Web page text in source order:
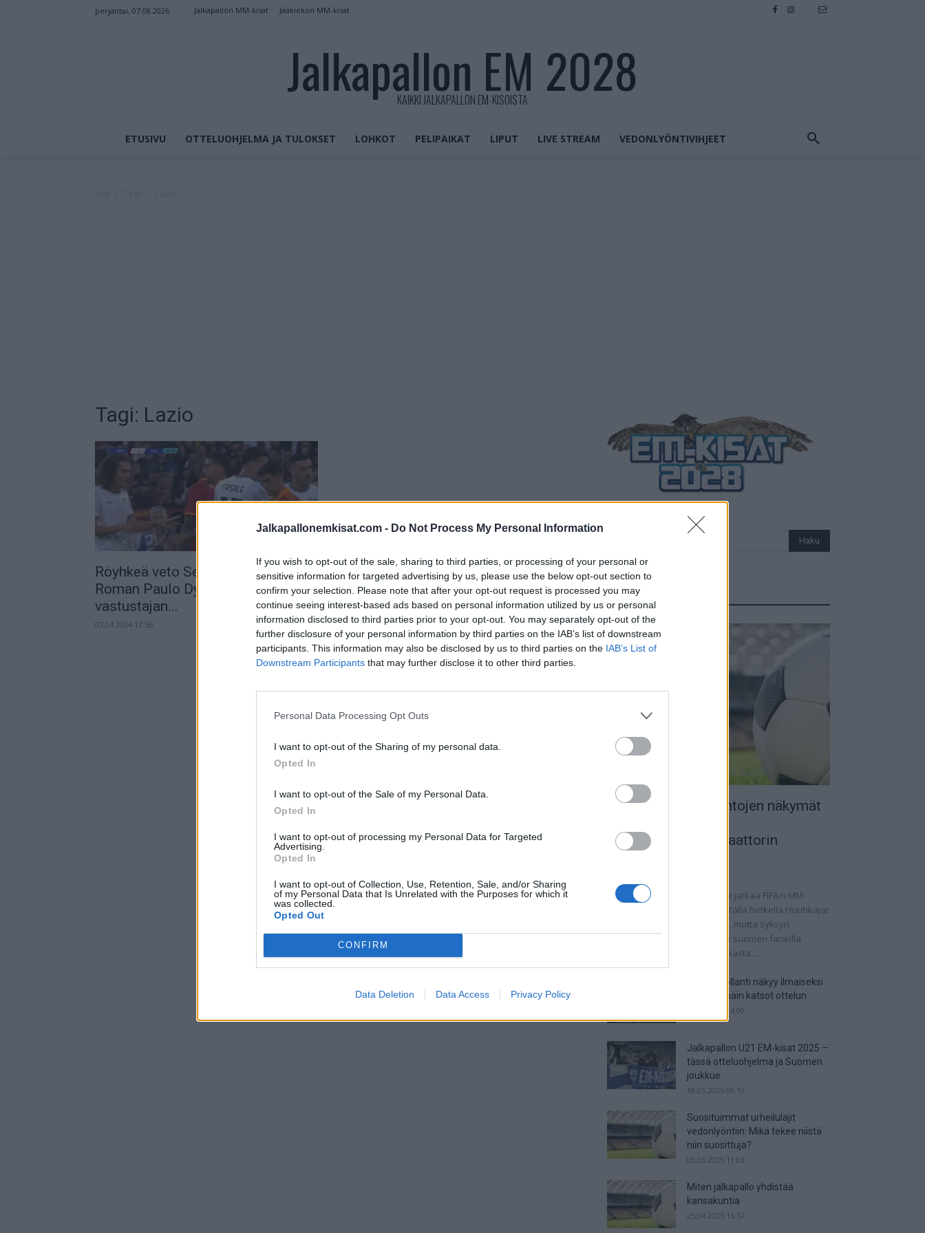
Jalkapallonemkisat.com - Do Not Process My Personal Information
If you wish to opt-out of the sale, sharing to third parties, or processing of your personal or
sensitive information for targeted advertising by us, please use the below opt-out section to
confirm your selection. Please note that after your opt-out request is processed you may
continue seeing interest-based ads based on personal information utilized by us or personal
information disclosed to third parties prior to your opt-out. You may separately opt-out of the
further disclosure of your personal information by third parties on the IAB’s list of downstream
participants. This information may also be disclosed by us to third parties on the IAB’s List of
Downstream Participants that may further disclose it to other third parties.
Personal Data Processing Opt Outs
I want to opt-out of the Sharing of my personal data.
Opted In
I want to opt-out of the Sale of my Personal Data.
Opted In
I want to opt-out of processing my Personal Data for Targeted
Advertising.
Opted In
I want to opt-out of Collection, Use, Retention, Sale, and/or Sharing
of my Personal Data that Is Unrelated with the Purposes for which it
was collected.
Opted Out
CONFIRM
Data Deletion Data Access Privacy Policy
perjantai, 07.08.2026 Jalkapallon MM-kisat Jääkiekon MM-kisat
Jalkapallon EM 2028
KAIKKI JALKAPALLON EM-KISOISTA
ETUSIVU OTTELUOHJELMA JA TULOKSET LOHKOT PELIPAIKAT LIPUT LIVE STREAM VEDONLYÖNTIVIHJEET
Tagi: Lazio
Röyhkeä veto Serie A:ssa – AS
Roman Paulo Dybala pyrki
vastustajan...
07.04.2024 12:56
Uutiset
Suomen MM-karsintojen näkymät
jalkapallokommentaattorin
Suomen miesten maajoukkue jatkaa FIFA:n MM-
karsintoja vaihtelevin ottein. Tällä hetkellä Huuhkajat
ovat kolmantena lohkossaan, mutta syksyn
ratkaisuottelut kertovat, onko suomen faneilla
realistista unelmoida kisapaikasta....
Suomi-Hollanti näkyy ilmaiseksi
TV:stä – näin katsot ottelun
06.06.2025 14:00
Jalkapallon U21 EM-kisat 2025 –
tässä otteluohjelma ja Suomen
joukkue
18.05.2025 09:10
Suosituimmat urheilulajit
vedonlyöntiin: Mikä tekee niistä
niin suosittuja?
05.05.2025 11:03
Miten jalkapallo yhdistää
kansakuntia
25.04.2025 15:57